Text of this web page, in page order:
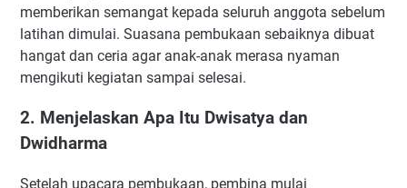
memberikan semangat kepada seluruh anggota sebelum
latihan dimulai. Suasana pembukaan sebaiknya dibuat
hangat dan ceria agar anak-anak merasa nyaman
mengikuti kegiatan sampai selesai.
2. Menjelaskan Apa Itu Dwisatya dan
Dwidharma
Setelah upacara pembukaan, pembina mulai